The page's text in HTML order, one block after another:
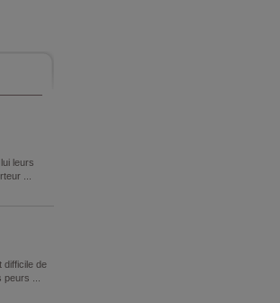
leurs
...
difficile de
...